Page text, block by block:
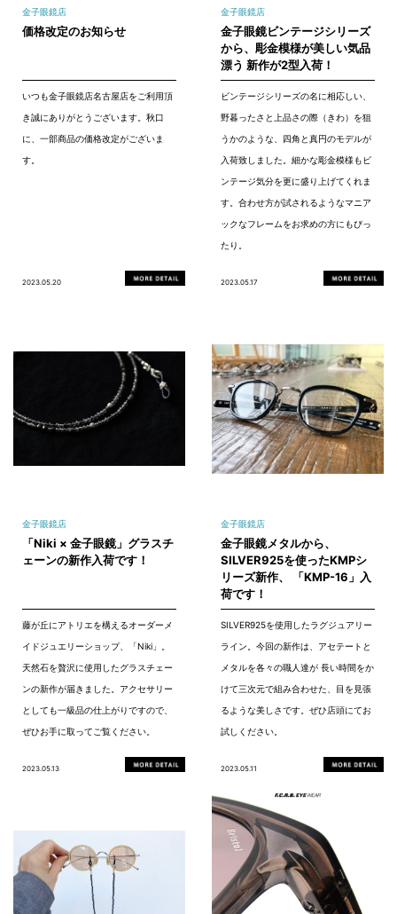
金子眼鏡店
価格改定のお知らせ
いつも金子眼鏡店名古屋店をご利用頂
き誠にありがとうございます。秋口
に、一部商品の価格改定がございま
す。
2023.05.20
金子眼鏡店
金子眼鏡ビンテージシリーズ
から、彫金模様が美しい気品
漂う 新作が2型入荷！
ビンテージシリーズの名に相応しい、
野暮ったさと上品さの際（きわ）を狙
うかのような、四角と真円のモデルが
入荷致しました。細かな彫金模様もビ
ンテージ気分を更に盛り上げてくれま
す。合わせ方が試されるようなマニア
ックなフレームをお求めの方にもぴっ
たり。
2023.05.17
金子眼鏡店
「Niki × 金子眼鏡」グラスチ
ェーンの新作入荷です！
藤が丘にアトリエを構えるオーダーメ
イドジュエリーショップ、「Niki」。
天然石を贅沢に使用したグラスチェー
ンの新作が届きました。アクセサリー
としても一級品の仕上がりですので、
ぜひお手に取ってご覧ください。
2023.05.13
金子眼鏡店
金子眼鏡メタルから、
SILVER925を使ったKMPシ
リーズ新作、 「KMP-16」入
荷です！
SILVER925を使用したラグジュアリー
ライン。今回の新作は、アセテートと
メタルを各々の職人達が 長い時間をか
けて三次元で組み合わせた、目を見張
るような美しさです。ぜひ店頭にてお
試しください。
2023.05.11